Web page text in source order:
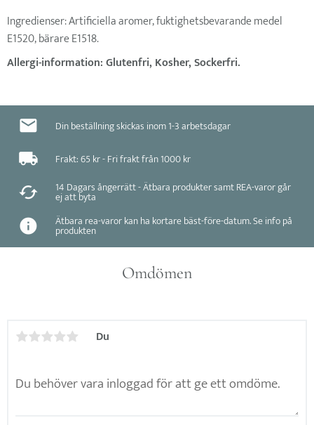
Ingredienser: Artificiella aromer, fuktighetsbevarande medel
E1520, bärare E1518.
Allergi-information: Glutenfri, Kosher, Sockerfri.
Din beställning skickas inom 1-3 arbetsdagar
Frakt: 65 kr - Fri frakt från 1000 kr
14 Dagars ångerrätt - Ätbara produkter samt REA-varor går
ej att byta
Ätbara rea-varor kan ha kortare bäst-före-datum. Se info på
produkten
Omdömen
Du